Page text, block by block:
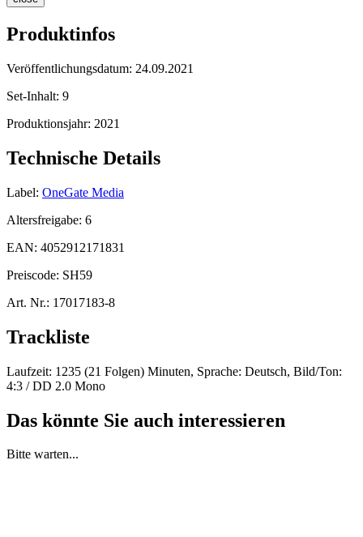
Produktinfos
Veröffentlichungsdatum: 24.09.2021
Set-Inhalt: 9
Produktionsjahr: 2021
Technische Details
Label: OneGate Media
Altersfreigabe: 6
EAN: 4052912171831
Preiscode: SH59
Art. Nr.: 17017183-8
Trackliste
Laufzeit: 1235 (21 Folgen) Minuten, Sprache: Deutsch, Bild/Ton:
4:3 / DD 2.0 Mono
Das könnte Sie auch interessieren
Bitte warten...